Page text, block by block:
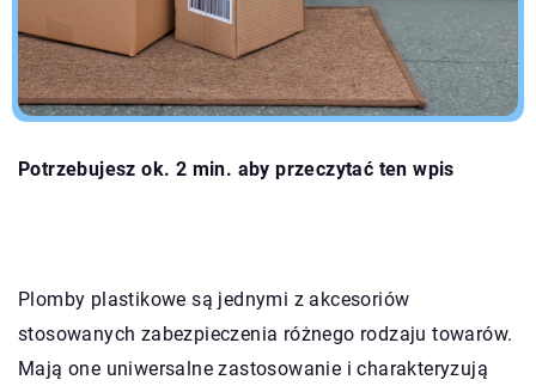
Potrzebujesz ok. 2 min. aby przeczytać ten wpis
Plomby plastikowe są jednymi z akcesoriów
stosowanych zabezpieczenia różnego rodzaju towarów.
Mają one uniwersalne zastosowanie i charakteryzują